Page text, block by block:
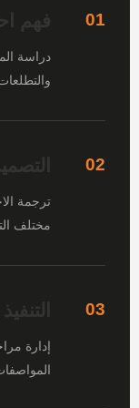
01 فهم
دراسة
02
ترجمة
مختلف
03 التنفيذ
إدارة